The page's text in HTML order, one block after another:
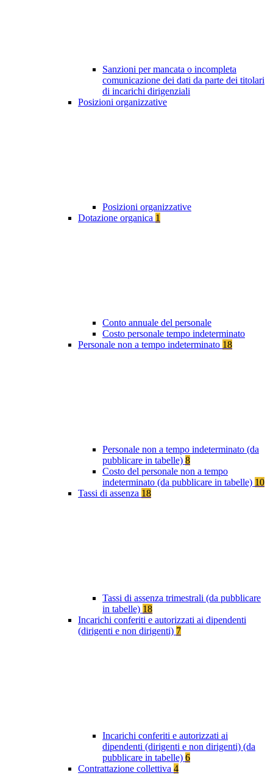
Sanzioni per mancata o incompleta
comunicazione dei dati da parte dei titolari
di incarichi dirigenziali
Posizioni organizzative
Posizioni organizzative
Dotazione organica 1
Conto annuale del personale
Costo personale tempo indeterminato
Personale non a tempo indeterminato 18
Personale non a tempo indeterminato (da
pubblicare in tabelle) 8
Costo del personale non a tempo
indeterminato (da pubblicare in tabelle) 10
Tassi di assenza 18
Tassi di assenza trimestrali (da pubblicare
in tabelle) 18
Incarichi conferiti e autorizzati ai dipendenti
(dirigenti e non dirigenti) 7
Incarichi conferiti e autorizzati ai
dipendenti (dirigenti e non dirigenti) (da
pubblicare in tabelle) 6
Contrattazione collettiva 4